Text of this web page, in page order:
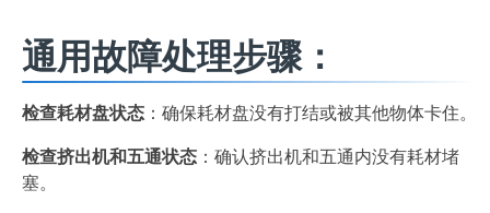
通用故障处理步骤：
检查耗材盘状态 ：确保耗材盘没有打结或被其他物体卡住。
检查挤出机和五通状态 ：确认挤出机和五通内没有耗材堵
塞。